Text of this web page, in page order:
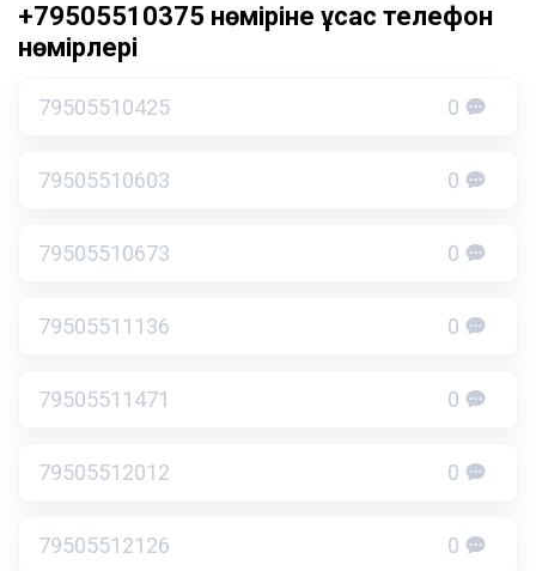
+79505510375 нөміріне ұқсас телефон
нөмірлері
79505510425 0
79505510603 0
79505510673 0
79505511136 0
79505511471 0
79505512012 0
79505512126 0